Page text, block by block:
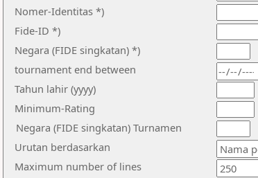
Nomer-Identitas *)
Fide-ID *)
Negara (FIDE singkatan) *)
tournament end between
Tahun lahir (yyyy)
Minimum-Rating
Negara (FIDE singkatan) Turnamen
Urutan berdasarkan
Maximum number of lines